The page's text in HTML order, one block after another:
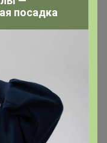
20 выкупов , а
Когда получу на
посадка